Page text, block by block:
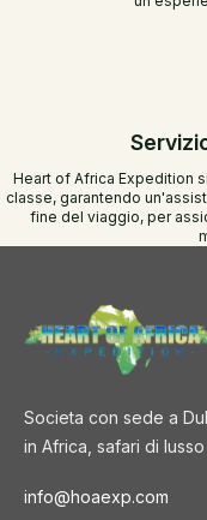
Heart of Africa Expedition
classe, garantendo
fine del viaggio, per
Societa con sede a
in Africa, safari di
info@hoaexp.com